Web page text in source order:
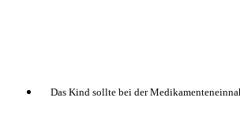
Das Kind sollte bei der